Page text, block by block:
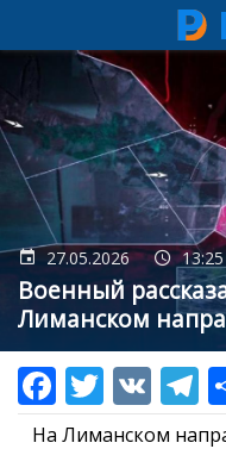
Перейти
к
основному
содержанию
27.05.2026 13:25
Военный
Лиманском
На Лиманском